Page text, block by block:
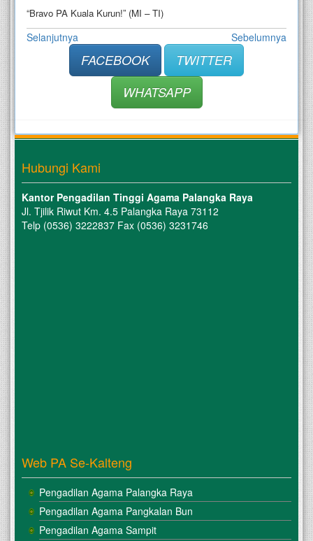
“Bravo PA Kuala Kurun!” (MI – TI)
Selanjutnya Sebelumnya
FACEBOOK
TWITTER
WHATSAPP
Hubungi Kami
Kantor Pengadilan Tinggi Agama Palangka Raya
Jl. Tjilik Riwut Km. 4.5 Palangka Raya 73112
Telp (0536) 3222837 Fax (0536) 3231746
Web PA Se-Kalteng
Pengadilan Agama Palangka Raya
Pengadilan Agama Pangkalan Bun
Pengadilan Agama Sampit